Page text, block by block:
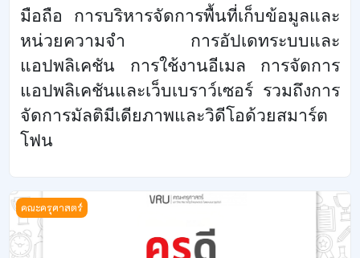
มือถือ การบริหารจัดการพื้นที่เก็บข้อมูลและ
หน่วยความจำ การอัปเดทระบบและ
แอปพลิเคชัน การใช้งานอีเมล การจัดการ
แอปพลิเคชันและเว็บเบราว์เซอร์ รวมถึงการ
จัดการมัลติมีเดียภาพและวิดีโอด้วยสมาร์ต
โฟน
ครูดี
คณะครุศาสตร์